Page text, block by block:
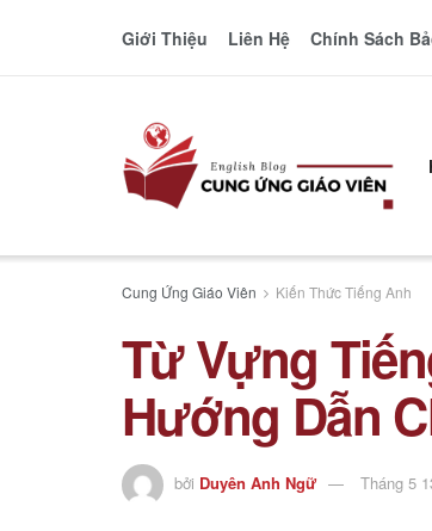
Giới Thiệu Liên Hệ Chính Sách
Cung Ứng Giáo Viên Kiến Thức Tiếng Anh
Từ Vựng
Hướng Dẫn
bởi Duyên Anh Ngữ Tháng 5